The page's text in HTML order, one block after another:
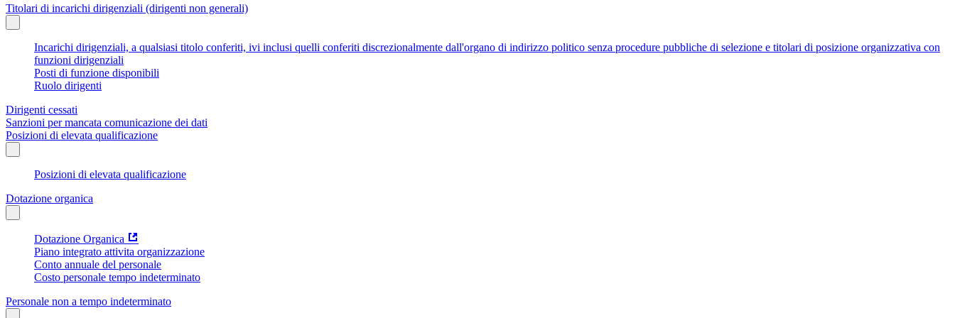
Titolari di incarichi dirigenziali (dirigenti non generali)
Incarichi dirigenziali, a qualsiasi titolo conferiti, ivi inclusi quelli conferiti discrezionalmente dall'organo di indirizzo politico senza procedure pubbliche di selezione e titolari di posizione organizzativa con
funzioni dirigenziali
Posti di funzione disponibili
Ruolo dirigenti
Dirigenti cessati
Sanzioni per mancata comunicazione dei dati
Posizioni di elevata qualificazione
Posizioni di elevata qualificazione
Dotazione organica
Dotazione Organica
Piano integrato attivita organizzazione
Conto annuale del personale
Costo personale tempo indeterminato
Personale non a tempo indeterminato